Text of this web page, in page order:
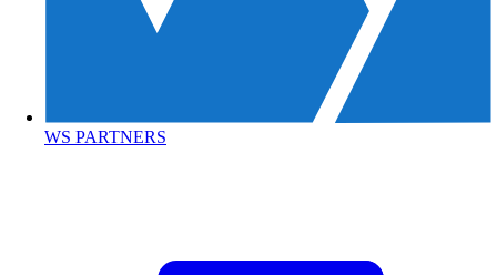
WS PARTNERS